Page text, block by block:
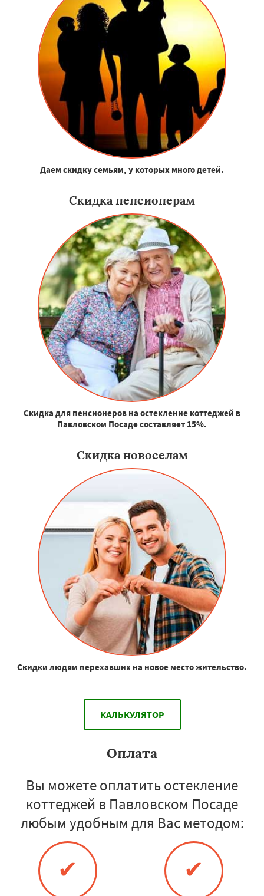
Даем скидку семьям, у которых много детей.
Скидка пенсионерам
Скидка для пенсионеров на остекление коттеджей в
Павловском Посаде составляет 15%.
Скидка новоселам
Скидки людям перехавших на новое место жительство.
КАЛЬКУЛЯТОР
Оплата
Вы можете оплатить остекление
коттеджей в Павловском Посаде
любым удобным для Вас методом:
✔ ✔